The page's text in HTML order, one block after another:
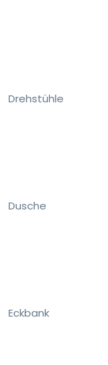
Drehstühle
Dusche
Eckbank